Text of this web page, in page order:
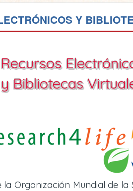
Y
Recursos
y Bibliotecas
Organización Mundial de la